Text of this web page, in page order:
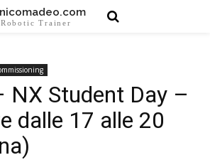
Trainer
NX Student Day –
dalle 17 alle 20